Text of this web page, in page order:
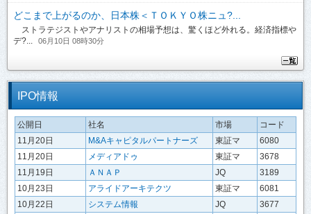
どこまで上がるのか、日本株＜ＴＯＫＹＯ株ニュ?...
ストラテジストやアナリストの相場予想は、驚くほど外れる。経済指標や
デ?...
06月10日 08時30分
IPO情報
公開日 社名 市場
コード
11月20日
M&Aキャピタルパートナーズ 東証マ
6080
11月20日
メディアドゥ 東証マ
3678
11月19日
ＡＮＡＰ JQ
3189
10月23日
アライドアーキテクツ 東証マ
6081
10月22日
システム情報 JQ
3677